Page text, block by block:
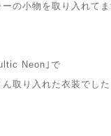
ーの小物を取り入れて
Neon｣で
取り入れた衣装でした